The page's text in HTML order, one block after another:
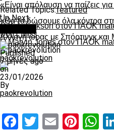
Related Topics:featured
Up Next
O K.J. Jackson στον ΠΑΟΚ
Don't Miss
Ο Marvin Jones στον ΠΑΟΚ
paokrevolution
«Είναι απόλαυση να παίζεις
«Θα τα δώσουμε όλα κόντρα
Αλλαγή ώρας με Σπόρτινγκ
Published
7 μήνες ago
on
23/01/2026
By
paokrevolution
Facebook
Twitter
Email